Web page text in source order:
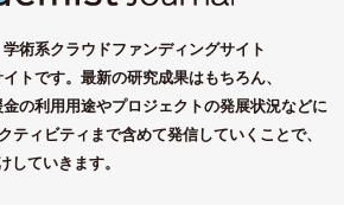
系クラウドファンディングサイト
イトです。最新の研究成果はもちろん、
の利用用途やプロジェクトの発展状況などに
ティビティまで含めて発信していくことで、
していきます。